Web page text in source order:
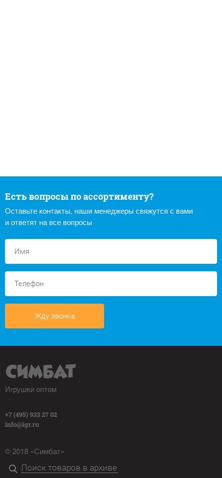
Есть вопросы по ассортименту?
Оставьте контакты, наши менеджеры свяжутся с вами
и ответят на все вопросы
Жду звонка
Игрушки оптом
+7 (495) 933 27 02
info@igr.ru
© 2018 «Симбат»